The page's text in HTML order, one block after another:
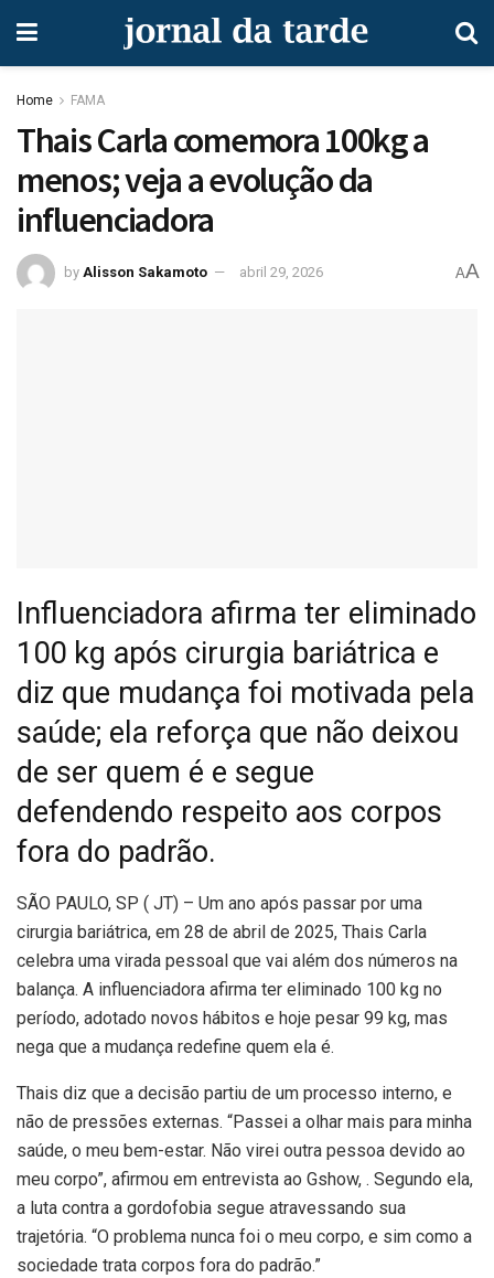
Home FAMA
Thais Carla comemora 100kg a
menos; veja a evolução da
influenciadora
by Alisson Sakamoto abril 29, 2026 AA
Influenciadora afirma ter eliminado
100 kg após cirurgia bariátrica e
diz que mudança foi motivada pela
saúde; ela reforça que não deixou
de ser quem é e segue
defendendo respeito aos corpos
fora do padrão.
SÃO PAULO, SP ( JT) – Um ano após passar por uma
cirurgia bariátrica, em 28 de abril de 2025, Thais Carla
celebra uma virada pessoal que vai além dos números na
balança. A influenciadora afirma ter eliminado 100 kg no
período, adotado novos hábitos e hoje pesar 99 kg, mas
nega que a mudança redefine quem ela é.
Thais diz que a decisão partiu de um processo interno, e
não de pressões externas. “Passei a olhar mais para minha
saúde, o meu bem-estar. Não virei outra pessoa devido ao
meu corpo”, afirmou em entrevista ao Gshow, . Segundo ela,
a luta contra a gordofobia segue atravessando sua
trajetória. “O problema nunca foi o meu corpo, e sim como a
sociedade trata corpos fora do padrão.”